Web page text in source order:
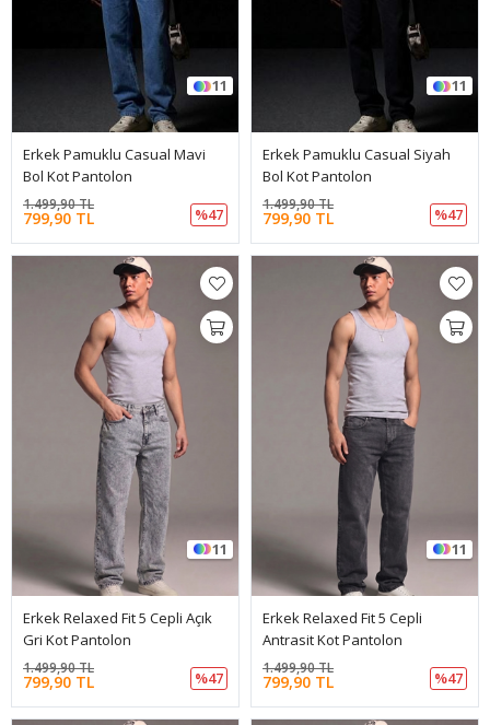
11
Erkek Pamuklu Casual Mavi
Bol Kot Pantolon
799,90 TL
1.499,90 TL
%47
11
Erkek Pamuklu Casual Siyah
Bol Kot Pantolon
799,90 TL
1.499,90 TL
%47
11
Erkek Relaxed Fit 5 Cepli Açık
Gri Kot Pantolon
799,90 TL
1.499,90 TL
%47
11
Erkek Relaxed Fit 5 Cepli
Antrasit Kot Pantolon
799,90 TL
1.499,90 TL
%47